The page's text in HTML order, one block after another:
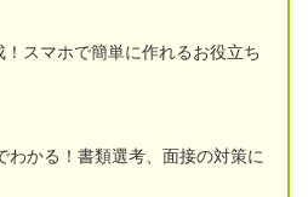
スマホで簡単に作れるお役立ち
わかる！書類選考、面接の対策に